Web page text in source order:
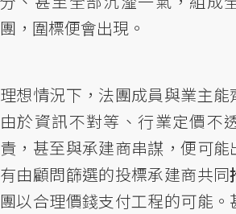
團，圍標便會出現。
理想情況下，法團成員與業主能
由於資訊不對等、行業定價不
責，甚至與承建商串謀，便可能
有由顧問篩選的投標承建商共同
團以合理價錢支付工程的可能